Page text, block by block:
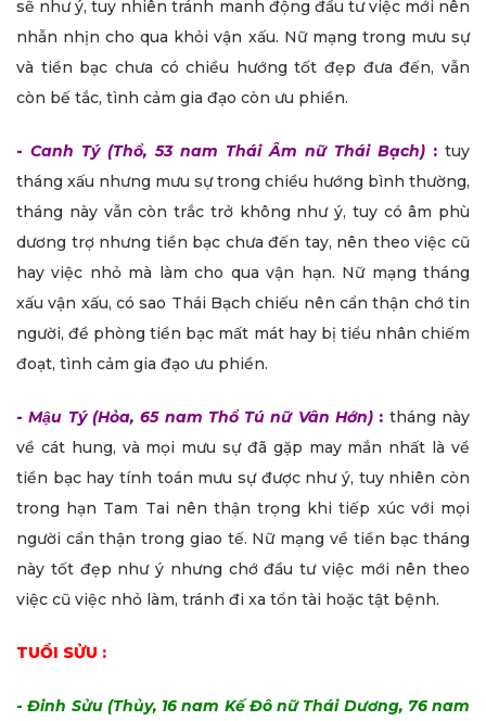
sẽ như ý, tuy nhiên tránh manh động đầu tư việc mới nên
nhẫn nhịn cho qua khỏi vận xấu. Nữ mạng trong mưu sự
và tiền bạc chưa có chiều hướng tốt đẹp đưa đến, vẫn
còn bế tắc, tình cảm gia đạo còn ưu phiền.
- Canh Tý (Thổ, 53 nam Thái Âm nữ Thái Bạch) : tuy
tháng xấu nhưng mưu sự trong chiều hướng bình thường,
tháng này vẫn còn trắc trở không như ý, tuy có âm phù
dương trợ nhưng tiền bạc chưa đến tay, nên theo việc cũ
hay việc nhỏ mà làm cho qua vận hạn. Nữ mạng tháng
xấu vận xấu, có sao Thái Bạch chiếu nên cẩn thận chớ tin
người, đề phòng tiền bạc mất mát hay bị tiểu nhân chiếm
đoạt, tình cảm gia đạo ưu phiền.
-Mậu Tý (Hỏa, 65 nam Thổ Tú nữ Vân Hớn) : tháng này
về cát hung, và mọi mưu sự đã gặp may mắn nhất là về
tiền bạc hay tính toán mưu sự được như ý, tuy nhiên còn
trong hạn Tam Tai nên thận trọng khi tiếp xúc với mọi
người cẩn thận trong giao tế. Nữ mạng về tiền bạc tháng
này tốt đẹp như ý nhưng chớ đầu tư việc mới nên theo
việc cũ việc nhỏ làm, tránh đi xa tổn tài hoặc tật bệnh.
TUỔI SỬU :
-Đinh Sửu (Thủy, 16 nam Kế Đô nữ Thái Dương, 76 nam